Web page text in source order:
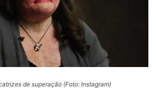
de superação (Foto: Instagram)